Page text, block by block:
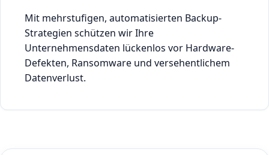
Mit mehrstufigen, automatisierten Backup-
Strategien schützen wir Ihre
Unternehmensdaten lückenlos vor Hardware-
Defekten, Ransomware und versehentlichem
Datenverlust.